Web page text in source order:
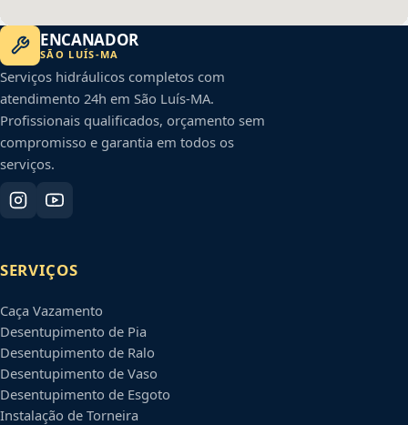
ENCANADOR
SÃO LUÍS-MA
Serviços hidráulicos completos com
atendimento 24h em São Luís-MA.
Profissionais qualificados, orçamento sem
compromisso e garantia em todos os
serviços.
SERVIÇOS
Caça Vazamento
Desentupimento de Pia
Desentupimento de Ralo
Desentupimento de Vaso
Desentupimento de Esgoto
Instalação de Torneira